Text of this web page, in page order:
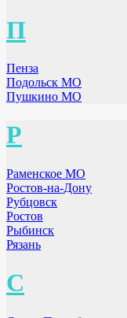
П
Пенза
Подольск МО
Пушкино МО
Р
Раменское МО
Ростов-на-Дону
Рубцовск
Ростов
Рыбинск
Рязань
С